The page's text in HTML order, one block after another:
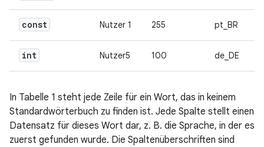
const Nutzer 1 255 pt_BR
int Nutzer5 100 de_DE
In Tabelle 1 steht jede Zeile für ein Wort, das in keinem
Standardwörterbuch zu finden ist. Jede Spalte stellt einen
Datensatz für dieses Wort dar, z. B. die Sprache, in der es
zuerst gefunden wurde. Die Spaltenüberschriften sind